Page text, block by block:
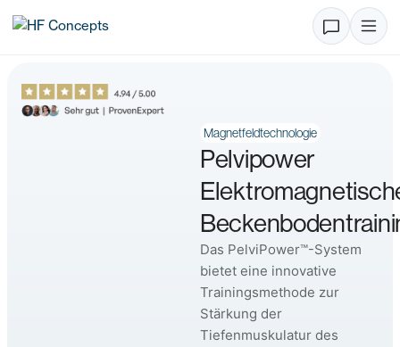
Magnetfeldtechnologie
Pelvipower
Das PelviPower™-System
bietet eine innovative
Trainingsmethode zur
Stärkung der
Tiefenmuskulatur des